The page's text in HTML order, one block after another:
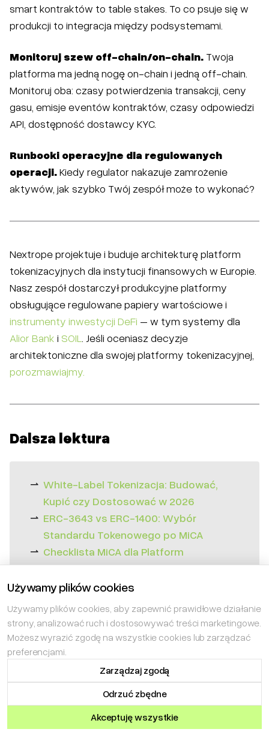
smart kontraktów to table stakes. To co psuje się w
produkcji to integracja między podsystemami.
Monitoruj szew off-chain/on-chain. Twoja
platforma ma jedną nogę on-chain i jedną off-chain.
Monitoruj oba: czasy potwierdzenia transakcji, ceny
gasu, emisje eventów kontraktów, czasy odpowiedzi
API, dostępność dostawcy KYC.
Runbooki operacyjne dla regulowanych
operacji.Kiedy regulator nakazuje zamrożenie
aktywów, jak szybko Twój zespół może to wykonać?
Nextrope projektuje i buduje architekturę platform
tokenizacyjnych dla instytucji finansowych w Europie.
Nasz zespół dostarczył produkcyjne platformy
obsługujące regulowane papiery wartościowe i
instrumenty inwestycji DeFi – w tym systemy dla
Alior Bank i SOIL. Jeśli oceniasz decyzje
architektoniczne dla swojej platformy tokenizacyjnej,
porozmawiajmy.
Dalsza lektura
White-Label Tokenizacja: Budować,
Kupić czy Dostosować w 2026
ERC-3643 vs ERC-1400: Wybór
Standardu Tokenowego po MiCA
Checklista MiCA dla Platform
Tokenizacyjnych
Zdobądź plan rozwoju aktywów
cyfrowych w 24 godziny
Krótki brief. Odpowiemy w ciągu 24 godzin (dni robocze) z
Używamy plików cookies
Używamy plików cookies, aby zapewnić prawidłowe działanie
strony, analizować ruch i dostosowywać treści marketingowe.
Możesz wyrazić zgodę na wszystkie cookies lub zarządzać
preferencjami.
Zarządzaj zgodą
Odrzuć zbędne
Akceptuję wszystkie